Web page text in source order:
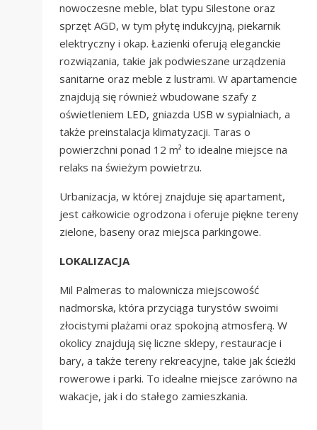
nowoczesne meble, blat typu Silestone oraz
sprzęt AGD, w tym płytę indukcyjną, piekarnik
elektryczny i okap. Łazienki oferują eleganckie
rozwiązania, takie jak podwieszane urządzenia
sanitarne oraz meble z lustrami. W apartamencie
znajdują się również wbudowane szafy z
oświetleniem LED, gniazda USB w sypialniach, a
także preinstalacja klimatyzacji. Taras o
powierzchni ponad 12 m² to idealne miejsce na
relaks na świeżym powietrzu.
Urbanizacja, w której znajduje się apartament,
jest całkowicie ogrodzona i oferuje piękne tereny
zielone, baseny oraz miejsca parkingowe.
LOKALIZACJA
Mil Palmeras to malownicza miejscowość
nadmorska, która przyciąga turystów swoimi
złocistymi plażami oraz spokojną atmosferą. W
okolicy znajdują się liczne sklepy, restauracje i
bary, a także tereny rekreacyjne, takie jak ścieżki
rowerowe i parki. To idealne miejsce zarówno na
wakacje, jak i do stałego zamieszkania.